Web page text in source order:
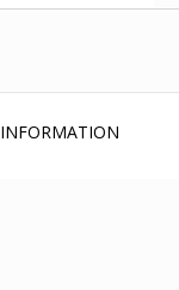
INFORMATION